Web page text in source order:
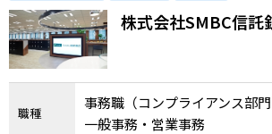
株式会社SMBC信託
職種
事務職（コンプライアンス部門
一般事務・営業事務